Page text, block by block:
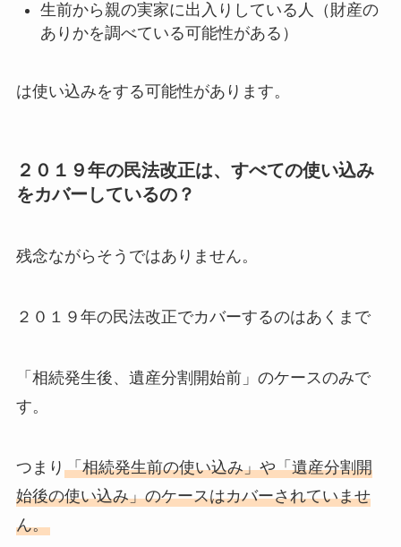
生前から親の実家に出入りしている人（財産の
ありかを調べている可能性がある）
は使い込みをする可能性があります。
２０１９年の民法改正は、すべての使い込み
をカバーしているの？
残念ながらそうではありません。
２０１９年の民法改正でカバーするのはあくまで
「相続発生後、遺産分割開始前」のケースのみで
す。
つまり 「相続発生前の使い込み」や「遺産分割開
始後の使い込み」のケースはカバーされていませ
ん。